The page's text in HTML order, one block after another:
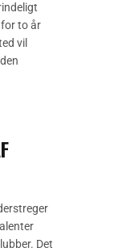
to år
vil
Det